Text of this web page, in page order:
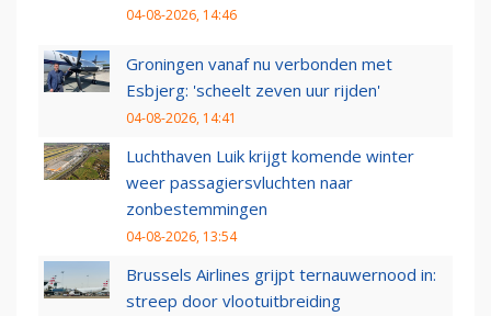
04-08-2026, 14:46
Groningen vanaf nu verbonden met
Esbjerg: 'scheelt zeven uur rijden'
04-08-2026, 14:41
Luchthaven Luik krijgt komende winter
weer passagiersvluchten naar
zonbestemmingen
04-08-2026, 13:54
Brussels Airlines grijpt ternauwernood in:
streep door vlootuitbreiding